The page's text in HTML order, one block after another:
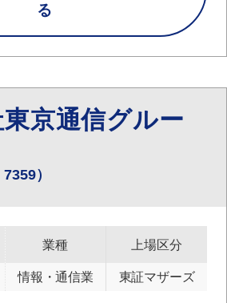
る
京通信グルー
）
業種
情報・通信業
上場区分
東証マザーズ